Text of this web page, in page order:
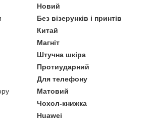
Новий
Без візерунків і принтів
Китай
Магніт
Штучна шкіра
Протиударний
Для телефону
Матовий
Чохол-книжка
Huawei